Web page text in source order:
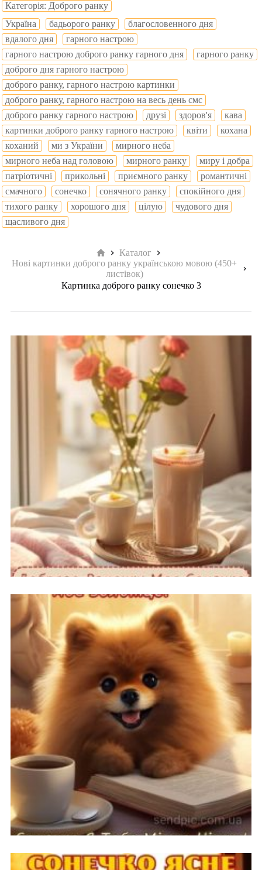
Категорія: Доброго ранку
Україна
бадьорого ранку
благословенного дня
вдалого дня
гарного настрою
гарного настрою доброго ранку гарного дня
гарного ранку
доброго дня гарного настрою
доброго ранку, гарного настрою картинки
доброго ранку, гарного настрою на весь день смс
доброго ранку гарного настрою
друзі здоров'я
кава
картинки доброго ранку гарного настрою
квіти
кохана
коханий
ми з України
мирного неба
мирного неба над головою
мирного ранку
миру і добра
патріотичні
прикольні приємного ранку
романтичні
смачного
сонечко сонячного ранку
спокійного дня
тихого ранку
хорошого дня цілую
чудового дня
щасливого дня
Головна
Каталог
Нові картинки доброго ранку українською мовою (450+
листівок)
Картинка доброго ранку сонечко 3